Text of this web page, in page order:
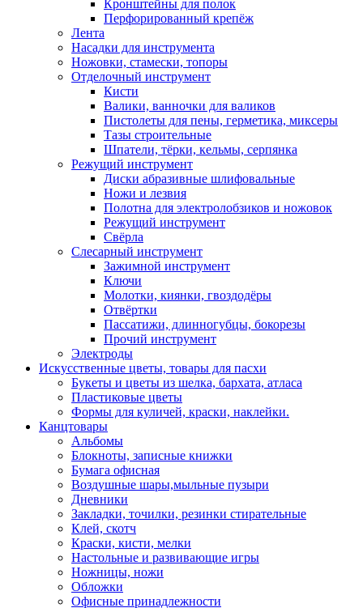
Кронштейны для полок
Перфорированный крепёж
Лента
Насадки для инструмента
Ножовки, стамески, топоры
Отделочный инструмент
Кисти
Валики, ванночки для валиков
Пистолеты для пены, герметика, миксеры
Тазы строительные
Шпатели, тёрки, кельмы, серпянка
Режущий инструмент
Диски абразивные шлифовальные
Ножи и лезвия
Полотна для электролобзиков и ножовок
Режущий инструмент
Свёрла
Слесарный инструмент
Зажимной инструмент
Ключи
Молотки, киянки, гвоздодёры
Отвёртки
Пассатижи, длинногубцы, бокорезы
Прочий инструмент
Электроды
Искусственные цветы, товары для пасхи
Букеты и цветы из шелка, бархата, атласа
Пластиковые цветы
Формы для куличей, краски, наклейки.
Канцтовары
Альбомы
Блокноты, записные книжки
Бумага офисная
Воздушные шары,мыльные пузыри
Дневники
Закладки, точилки, резинки стирательные
Клей, скотч
Краски, кисти, мелки
Настольные и развивающие игры
Ножницы, ножи
Обложки
Офисные принадлежности